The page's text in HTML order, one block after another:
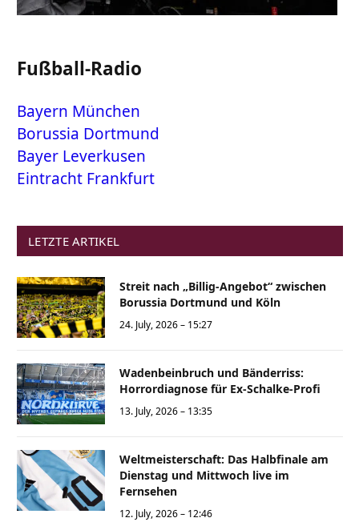
Fußball-Radio
Bayern München
Borussia Dortmund
Bayer Leverkusen
Eintracht Frankfurt
LETZTE ARTIKEL
Streit nach „Billig-Angebot“ zwischen
Borussia Dortmund und Köln
24. July, 2026 – 15:27
Wadenbeinbruch und Bänderriss:
Horrordiagnose für Ex-Schalke-Profi
13. July, 2026 – 13:35
Weltmeisterschaft: Das Halbfinale am
Dienstag und Mittwoch live im
Fernsehen
12. July, 2026 – 12:46